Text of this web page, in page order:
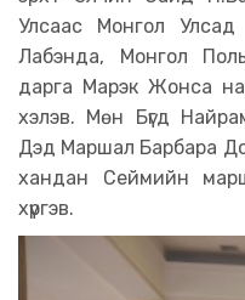
Улсаас Монгол
Лабэнда, Монгол
дарга Марэк Жонса
хэлэв. Мөн Бүгд
Дэд Маршал Барбара
хандан Сеймийн
хүргэв.